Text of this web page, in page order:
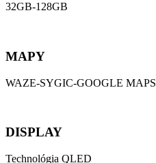
32GB-128GB
MAPY
WAZE-SYGIC-GOOGLE MAPS
DISPLAY
Technológia QLED